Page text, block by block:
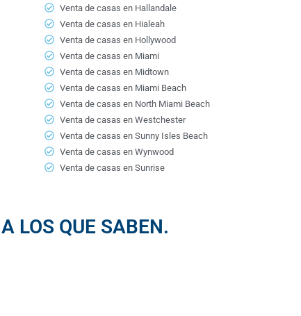
Venta de casas en Hallandale
Venta de casas en Hialeah
Venta de casas en Hollywood
Venta de casas en Miami
Venta de casas en Midtown
Venta de casas en Miami Beach
Venta de casas en North Miami Beach
Venta de casas en Westchester
Venta de casas en Sunny Isles Beach
Venta de casas en Wynwood
Venta de casas en Sunrise
LOS QUE SABEN.